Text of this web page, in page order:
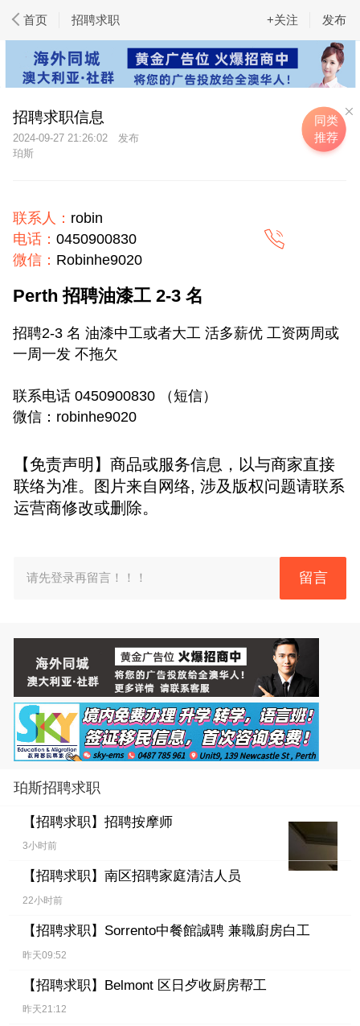
首页 招聘求职 发布
+关注
招聘求职信息
2024-09-27 21:26:02
珀斯
联系人： robin
电话： 0450900830
微信： Robinhe9020
Perth 招聘油漆工 2-3 名
招聘2-3 名 油漆中工或者大工 活多薪优 工资两周或
一周一发 不拖欠
联系电话 0450900830 （短信）
微信：robinhe9020
【免责声明】商品或服务信息，以与商家直接
联络为准。图片来自网络, 涉及版权问题请联系
运营商修改或删除。
请先登录再留言！！！ 留言
珀斯招聘求职
【招聘求职】 招聘按摩师
3小时前
【招聘求职】 南区招聘家庭清洁人员
22小时前
【招聘求职】 Sorrento中餐館誠聘 兼職廚房白工
昨天09:52
【招聘求职】 Belmont 区日歺收厨房帮工
昨天21:12
同类
推荐